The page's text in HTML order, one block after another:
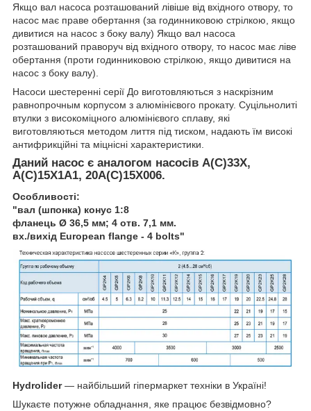
Якщо вал насоса розташований лівіше від вхідного отвору, то
насос має праве обертання (за годинниковою стрілкою, якщо
дивитися на насос з боку валу) Якщо вал насоса
розташований праворуч від вхідного отвору, то насос має ліве
обертання (проти годинниковою стрілкою, якщо дивитися на
насос з боку валу).
Насоси шестеренні серії До виготовляються з наскрізним
равнопрочным корпусом з алюмінієвого прокату. Суцільнолиті
втулки з високоміцного алюмінієвого сплаву, які
виготовляються методом лиття під тиском, надають їм високі
антифрикційні та міцнісні характеристики.
Даний насос є аналогом насосів A(C)33X,
А(C)15X1A1, 20А(C)15X006.
Особливості:
"вал (шпонка) конус 1:8
фланець Ø 36,5 мм; 4 отв. 7,1 мм.
вх./вихід European flange - 4 bolts"
Hydrolider— найбільший гіпермаркет техніки в Україні!
Шукаєте потужне обладнання, яке працює безвідмовно?